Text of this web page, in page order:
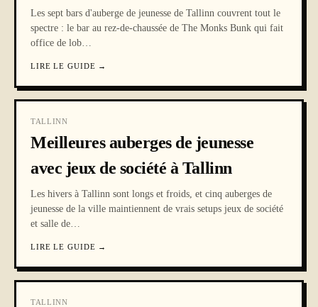
Les sept bars d'auberge de jeunesse de Tallinn couvrent tout le
spectre : le bar au rez-de-chaussée de The Monks Bunk qui fait
office de lob…
LIRE LE GUIDE →
TALLINN
Meilleures auberges de jeunesse
avec jeux de société à Tallinn
Les hivers à Tallinn sont longs et froids, et cinq auberges de
jeunesse de la ville maintiennent de vrais setups jeux de société
et salle de…
LIRE LE GUIDE →
TALLINN